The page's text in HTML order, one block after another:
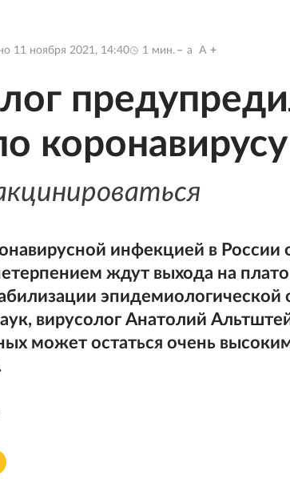
11 ноября 2021, 14:40 1 мин. a A
инфекцией в России
ждут выхода на
эпидемиологической
вирусолог Анатолий
может остаться очень